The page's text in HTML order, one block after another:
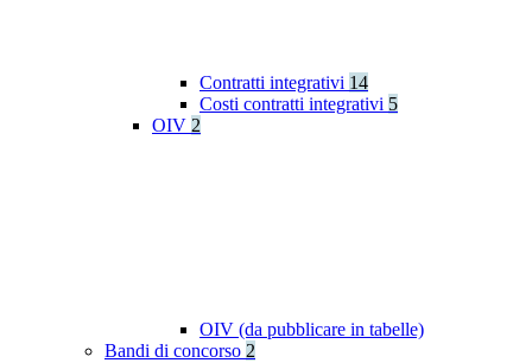
Contratti integrativi 14
Costi contratti integrativi 5
OIV 2
OIV (da pubblicare in tabelle)
Bandi di concorso 2